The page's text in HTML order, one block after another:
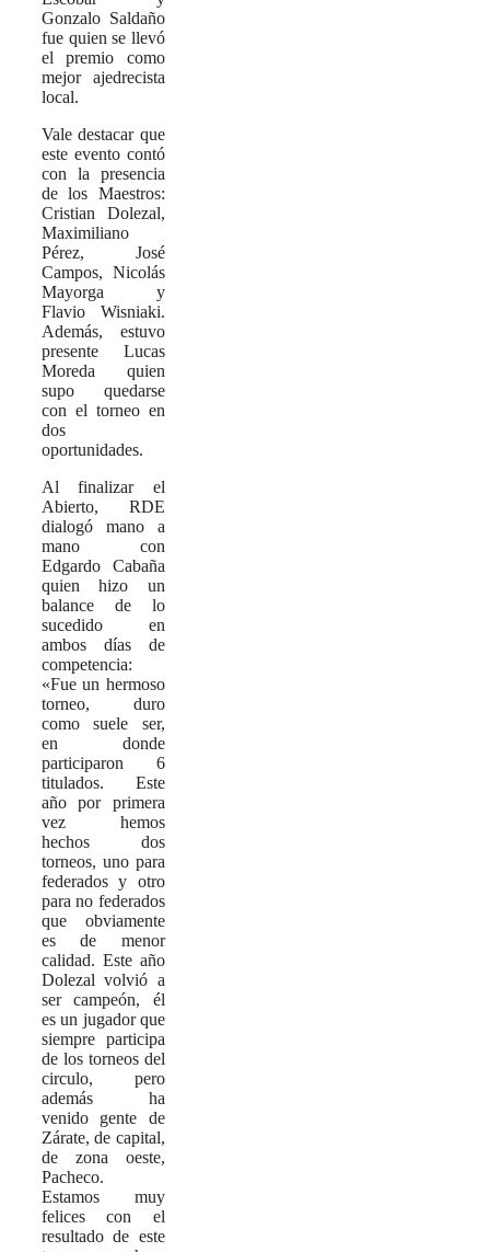
Gonzalo Saldaño
fue quien se llevó
el premio como
mejor ajedrecista
local.
Vale destacar que
este evento contó
con la presencia
de los Maestros:
Cristian Dolezal,
Maximiliano
Pérez, José
Campos, Nicolás
Mayorga y
Flavio Wisniaki.
Además, estuvo
presente Lucas
Moreda quien
supo quedarse
con el torneo en
dos
oportunidades.
Al finalizar el
Abierto, RDE
dialogó mano a
mano con
Edgardo Cabaña
quien hizo un
balance de lo
sucedido en
ambos días de
competencia:
«Fue un hermoso
torneo, duro
como suele ser,
en donde
participaron 6
titulados. Este
año por primera
vez hemos
hechos dos
torneos, uno para
federados y otro
para no federados
que obviamente
es de menor
calidad. Este año
Dolezal volvió a
ser campeón, él
es un jugador que
siempre participa
de los torneos del
circulo, pero
además ha
venido gente de
Zárate, de capital,
de zona oeste,
Pacheco.
Estamos muy
felices con el
resultado de este